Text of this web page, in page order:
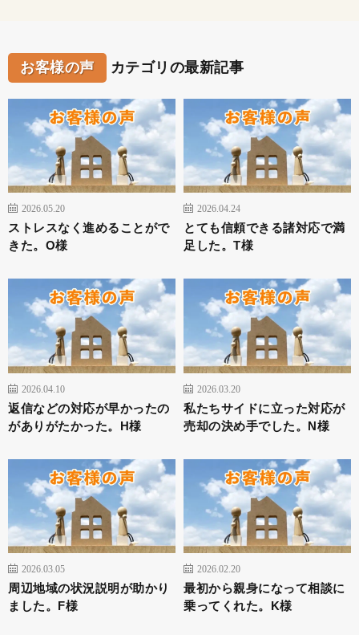
お客様の声 カテゴリの最新記事
2026.05.20
ストレスなく進めることがで
きた。O様
2026.04.24
とても信頼できる諸対応で満
足した。T様
2026.04.10
返信などの対応が早かったの
がありがたかった。H様
2026.03.20
私たちサイドに立った対応が
売却の決め手でした。N様
2026.03.05
周辺地域の状況説明が助かり
ました。F様
2026.02.20
最初から親身になって相談に
乗ってくれた。K様